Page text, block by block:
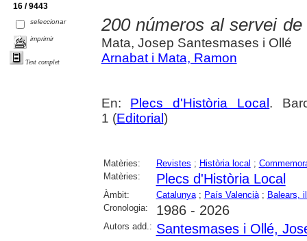
16 / 9443
seleccionar
imprimir
Text complet
200 números al servei
Mata, Josep Santesmases i Ollé
Arnabat i Mata, Ramon
En: Plecs d'Història Local.
1 (Editorial)
Matèries: Revistes ; Història local ;
Matèries:
Plecs d'Història Local
Àmbit: Catalunya; País Valencià; Balears,
Cronologia:
1986 - 2026
Autors add.: Santesmases i Ollé,